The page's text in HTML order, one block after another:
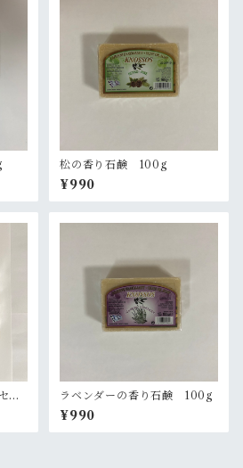
松の香り石鹸 100g
¥990
ッ
ラベンダーの香り石鹸 100g
¥990